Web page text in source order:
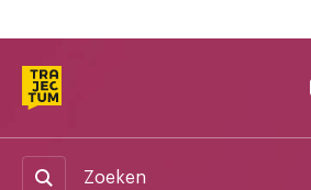
Zoeken